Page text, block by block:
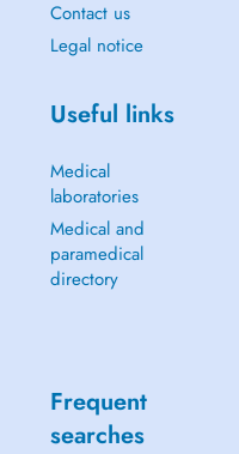
Contact us
Legal notice
Useful links
Medical
laboratories
Medical and
paramedical
directory
Frequent
searches